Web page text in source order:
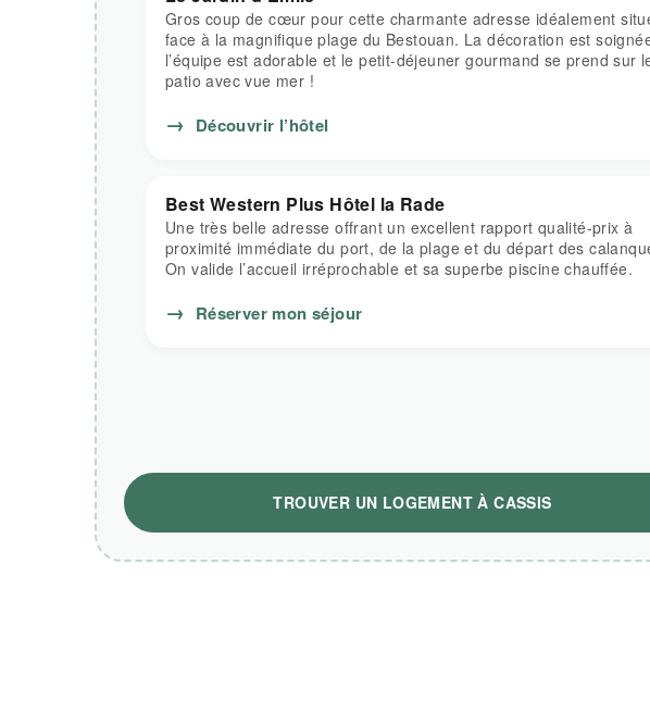
Gros coup de cœur pour cette charmante adresse idéalement
face à la magnifique plage du Bestouan. La décoration est
l’équipe est adorable et le petit-déjeuner gourmand se prend sur
patio avec vue mer !
→ Découvrir l’hôtel
Best Western Plus Hôtel la Rade
Une très belle adresse offrant un excellent rapport qualité-prix à
proximité immédiate du port, de la plage et du départ des
On valide l’accueil irréprochable et sa superbe piscine chauffée.
→ Réserver mon séjour
TROUVER UN LOGEMENT À CASSIS